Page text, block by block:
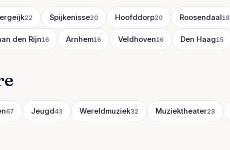
22 Spijkenisse20 Hoofddorp20 Roosendaal18
den Rijn16 Arnhem16 Veldhoven16 Den Haag15
67 Jeugd43 Wereldmuziek32 Muziektheater28